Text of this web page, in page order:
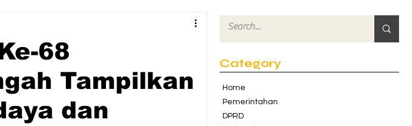
68
Tampilkan
dan
Category
Home
Pemerintahan
DPRD